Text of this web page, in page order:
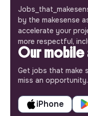
by the makesense
accelerate your
more respectful,
Our mobile
Get jobs that make
miss an opportunity.
iPhone